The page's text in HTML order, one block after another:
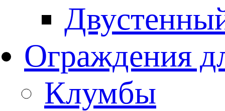
Ограждения
Клумбы